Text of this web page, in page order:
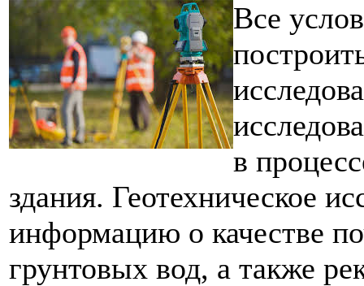
Все
в
здания. Геотехническое
информацию о качестве
грунтовых вод, а также